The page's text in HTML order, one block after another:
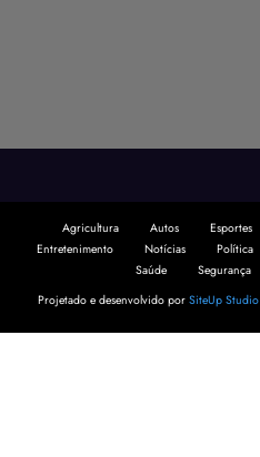
Agricultura Autos Esportes
Entretenimento
Notícias Política
Saúde
Segurança
Projetado e desenvolvido por SiteUp Studio